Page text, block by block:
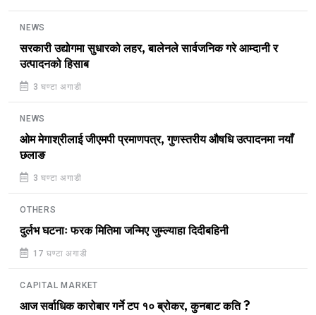
NEWS
सरकारी उद्योगमा सुधारको लहर, बालेनले सार्वजनिक गरे आम्दानी र
उत्पादनको हिसाब
3 घण्टा अगाडी
NEWS
ओम मेगाश्रीलाई जीएमपी प्रमाणपत्र, गुणस्तरीय औषधि उत्पादनमा नयाँ
छलाङ
3 घण्टा अगाडी
OTHERS
दुर्लभ घटनाः फरक मितिमा जन्मिए जुम्ल्याहा दिदीबहिनी
17 घण्टा अगाडी
CAPITAL MARKET
आज सर्वाधिक कारोबार गर्ने टप १० ब्रोकर, कुनबाट कति ?